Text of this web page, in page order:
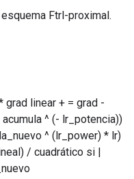
Ftrl-proximal.
grad linear + = grad -
^ (- lr_potencia))
^ (lr_power) * lr)
/ cuadrático si |